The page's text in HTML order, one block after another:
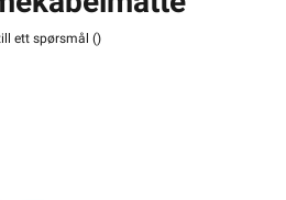
310W
ett spørsmål ()